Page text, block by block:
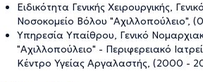
Ειδικότητα Γενικής Χειρουργικής,
Νοσοκοµείο Βόλου "Αχιλλοπούλειο",
Υπηρεσία Υπαίθρου, Γενικό
"Αχιλλοπούλειο" - Περιφερειακό
Κέντρο Υγείας Αργαλαστής, (2000 -